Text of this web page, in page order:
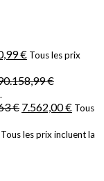
€ Tous les prix
€
€ 7.562,00€ Tous
Tous les prix incluent la